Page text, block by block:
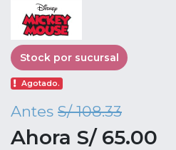
Stock por sucursal
Agotado.
Antes S/ 108.33
Ahora S/ 65.00